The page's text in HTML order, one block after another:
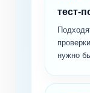
тест-
нужно